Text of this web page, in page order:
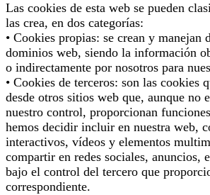
Las cookies de esta web se pueden
las crea, en dos categorías:
• Cookies propias: se crean y manejan
dominios web, siendo la información
o indirectamente por nosotros para
• Cookies de terceros: son las cookies
desde otros sitios web que, aunque no
nuestro control, proporcionan
hemos decidir incluir en nuestra web,
interactivos, vídeos y elementos
compartir en redes sociales, anuncios,
bajo el control del tercero que
correspondiente.